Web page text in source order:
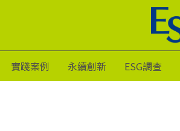
實踐案例 永續創新 ESG調查